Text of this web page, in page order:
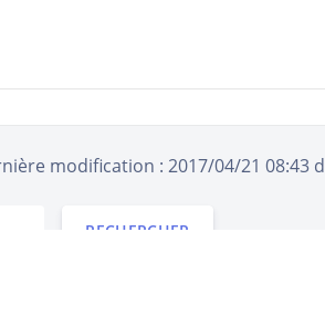
modification : 2017/04/21 08:43
RECHERCHER